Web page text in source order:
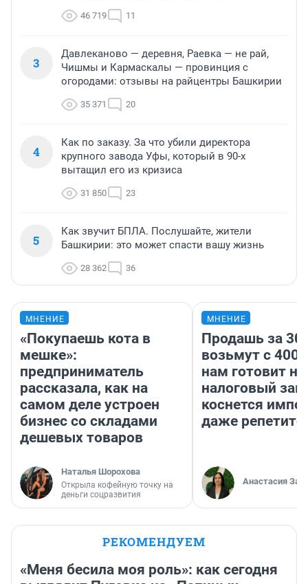
46 719 11
3
Давлеканово — деревня, Раевка — не рай,
Чишмы и Кармаскалы — провинция с
огородами: отзывы на райцентры Башкирии
35 371 20
4
Как по заказу. За что убили директора
крупного завода Уфы, который в 90-х
вытащил его из кризиса
31 850 23
5
Как звучит БПЛА. Послушайте, жители
Башкирии: это может спасти вашу жизнь
28 362 36
МНЕНИЕ
«Покупаешь кота в
мешке»:
предприниматель
рассказала, как на
самом деле устроен
бизнес со складами
дешевых товаров
Наталья Шорохова
Открыла кофейную точку на
деньги соцразвития
МНЕНИЕ
Продашь за
возьмут с
нам готовит
налоговый
коснется
даже
Анастасия
РЕКОМЕНДУЕМ
«Меня бесила моя роль»: как сегодня